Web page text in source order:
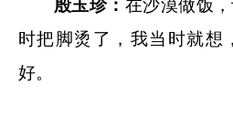
殷玉珍： 在沙漠做饭
时把脚烫了，我当时就想
好。